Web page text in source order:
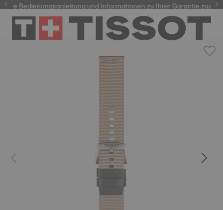
Bedienungsanleitung und Informationen zu Ihrer Garantie